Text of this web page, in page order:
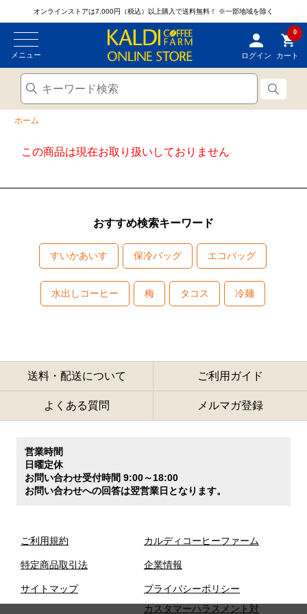
オンラインストアは7,000円（税込）以上購入で送料無料！ ※一部地域を除く
メニュー ログイン
0
カート
ホーム
この商品は現在お取り扱いしておりません
おすすめ検索キーワード
すいかあいす 保冷バッグ エコバッグ
水出しコーヒー 梅 タコス 冷麺
送料・配送について ご利用ガイド
よくある質問 メルマガ登録
営業時間
日曜定休
お問い合わせ受付時間 9:00～18:00
お問い合わせへの回答は翌営業日となります。
ご利用規約
特定商品取引法
サイトマップ
カルディコーヒーファーム
企業情報
プライバシーポリシー
カスタマーハラスメント対